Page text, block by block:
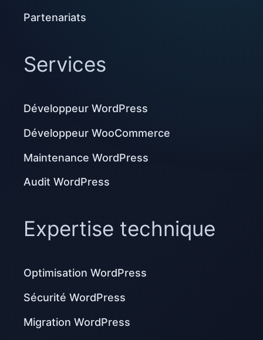
Partenariats
Services
Développeur WordPress
Développeur WooCommerce
Maintenance WordPress
Audit WordPress
Expertise technique
Optimisation WordPress
Sécurité WordPress
Migration WordPress